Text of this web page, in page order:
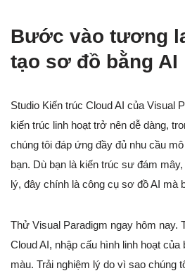
Bước vào tương
tạo sơ đồ bằng AI
Studio Kiến trúc Cloud AI của Visual
kiến trúc linh hoạt trở nên dễ dàng,
chúng tôi đáp ứng đầy đủ nhu cầu
bạn. Dù bạn là kiến trúc sư đám
lý, đây chính là công cụ sơ đồ AI mà
Thử Visual Paradigm ngay hôm nay.
Cloud AI, nhập cấu hình linh hoạt
màu. Trải nghiệm lý do vì sao chúng